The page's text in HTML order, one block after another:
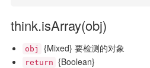
think.isArray(obj)
obj {Mixed} 要检测的对象
return {Boolean}